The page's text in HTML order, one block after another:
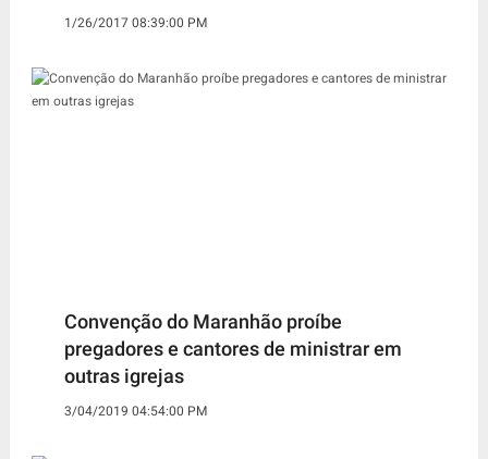
1/26/2017 08:39:00 PM
Convenção do Maranhão proíbe
pregadores e cantores de ministrar em
outras igrejas
3/04/2019 04:54:00 PM